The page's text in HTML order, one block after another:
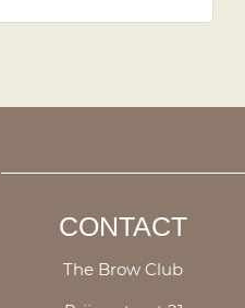
CONTACT
The Brow Club